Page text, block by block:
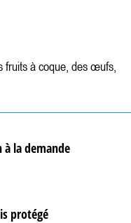
fruits à coque, des œufs,
à la demande
protégé